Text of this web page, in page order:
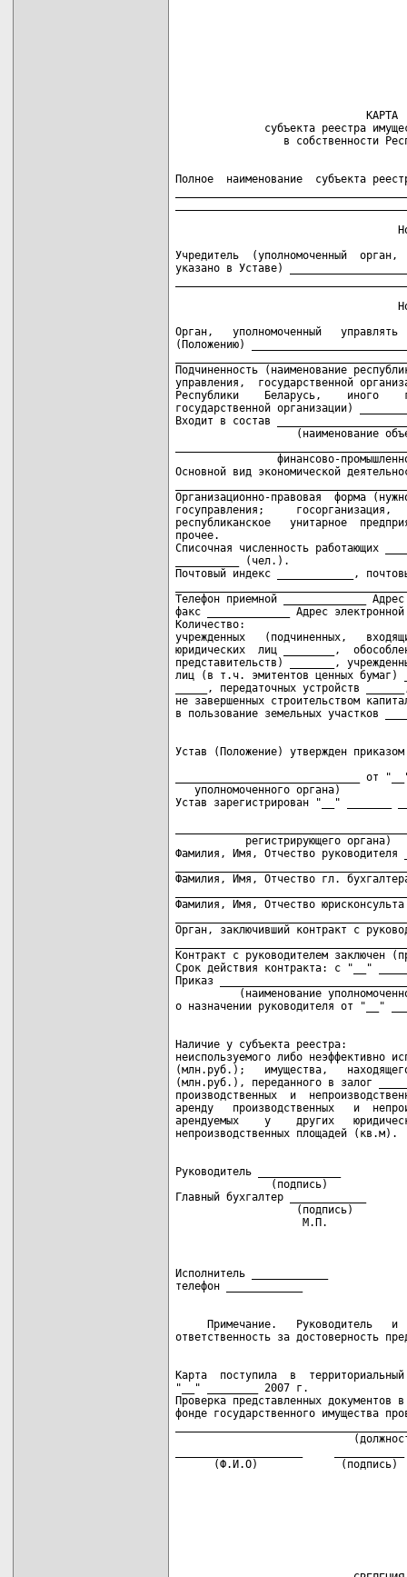
                              КАРТА
субъекта реестра
Полное  наименование  субъекта
Учредитель  (уполномоченный
указано в Уставе)
Орган,   уполномоченный
(Положению)
Подчиненность (наименование
управления,  государственной
Республики    Беларусь,    иного
государственной организации)
Входит в состав
(наименование
финансово-
Основной вид экономической
Организационно-правовая  форма
госуправления;     госорганизация,
республиканское   унитарное
прочее.
Списочная численность работающих
__________ (чел.).
Почтовый индекс ____________,
Телефон приемной _____________
факс _____________ Адрес
Количество:
учрежденных   (подчиненных,
юридических  лиц ________,
представительств) _______,
лиц (в т.ч. эмитентов ценных бумаг)
_____, передаточных устройств
не завершенных строительством
Устав (Положение) утвержден приказом
_____________________________ от
   уполномоченного органа)
Устав зарегистрирован "__" _______
           регистрирующего органа)
Фамилия, Имя, Отчество руководителя
Фамилия, Имя, Отчество гл.
Фамилия, Имя, Отчество юрисконсульта
Орган, заключивший контракт с
Контракт с руководителем заключен
Срок действия контракта: с "__"
Приказ
(наименование
Наличие у субъекта реестра:
неиспользуемого либо неэффективно
(млн.руб.);   имущества,
(млн.руб.), переданного в залог
производственных  и
аренду   производственных   и
арендуемых    у    других
Руководитель _____________
(подпись)
Главный бухгалтер
(подпись)
                    М.П.
Исполнитель ____________
Примечание.   Руководитель   и
Карта  поступила  в  территориальный
"__" ________ 2007 г.
Проверка представленных документов
фонде государственного имущества
      (Ф.И.О)             (подпись)